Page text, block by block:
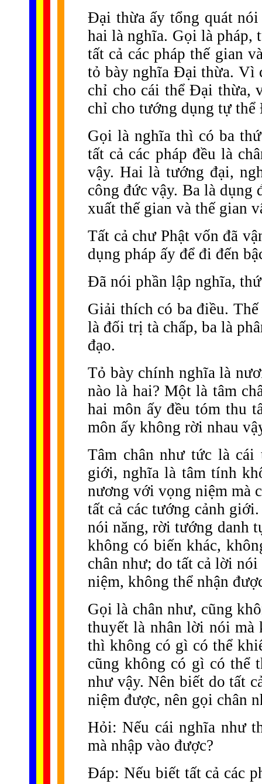
Đại thừa ấy tổng quát
hai là nghĩa. Gọi là pháp,
tất cả các pháp thế gian
tỏ bày nghĩa Đại thừa. Vì
chỉ cho cái thể Đại thừa,
chỉ cho tướng dụng tự
Gọi là nghĩa thì có ba
tất cả các pháp đều là
vậy. Hai là tướng đại,
công đức vậy. Ba là dụng
xuất thế gian và thế gian
Tất cả chư Phật vốn đã
dụng pháp ấy để đi đến
Đã nói phần lập nghĩa,
Giải thích có ba điều.
là đối trị tà chấp, ba là
đạo.
Tỏ bày chính nghĩa là
nào là hai? Một là tâm
hai môn ấy đều tóm thu
môn ấy không rời nhau
Tâm chân như tức là cái
giới, nghĩa là tâm tính
nương với vọng niệm mà
tất cả các tướng cảnh
nói năng, rời tướng danh
không có biến khác,
chân như; do tất cả lời
niệm, không thể nhận
Gọi là chân như, cũng
thuyết là nhân lời nói mà
thì không có gì có thể
cũng không có gì có thể
như vậy. Nên biết do tất
niệm được, nên gọi chân
Hỏi: Nếu cái nghĩa như
mà nhập vào được?
Đáp: Nếu biết tất cả các